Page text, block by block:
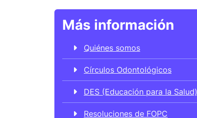
Más información
Quiénes somos
Círculos Odontológicos
DES (Educación para la Salud)
Resoluciones de FOPC